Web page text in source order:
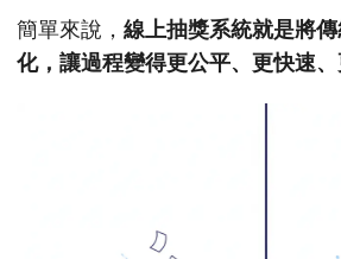
簡單來說， 線上抽獎系統就是將
化，讓過程變得更公平、更快速